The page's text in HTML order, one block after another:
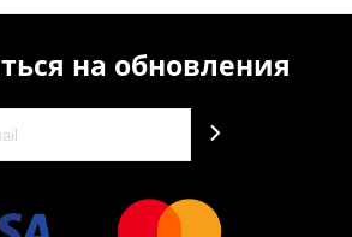
на обновления